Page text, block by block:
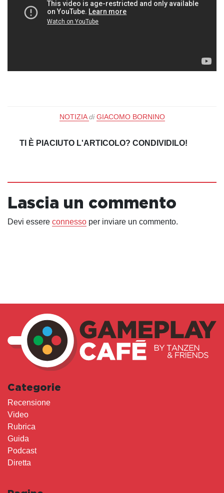
NOTIZIA di GIACOMO BORNINO
TI È PIACIUTO L'ARTICOLO? CONDIVIDILO!
Lascia un commento
Devi essere connesso per inviare un commento.
Categorie
Recensione
Video
Rubrica
Guida
Podcast
Diretta